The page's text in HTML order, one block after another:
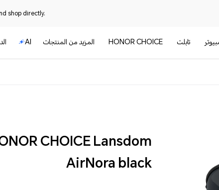
shop directly.
تابلت HONOR CHOICE المزيد من المنتجات AI
CHOICE Lansdom
AirNora black